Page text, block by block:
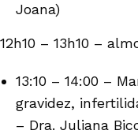
Joana)
12h10 – 13h10 –
13:10 – 14:00 –
gravidez,
– Dra. Juliana